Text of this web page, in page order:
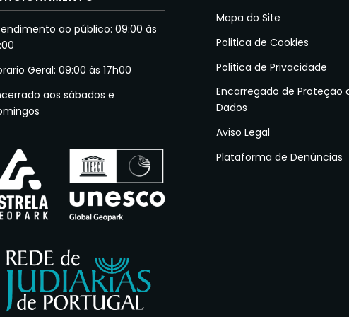
ao público: 09:00 às
Geral: 09:00 às 17h00
aos sábados e
Mapa do Site
Politica de Cookies
Politica de Privacidade
Encarregado de Proteção
Dados
Aviso Legal
Plataforma de Denúncias